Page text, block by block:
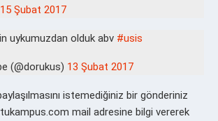
15 Şubat 2017
uykumuzdan olduk abv #usis
(@dorukus) 13 Şubat 2017
istemediğiniz bir gönderiniz
mail adresine bilgi vererek